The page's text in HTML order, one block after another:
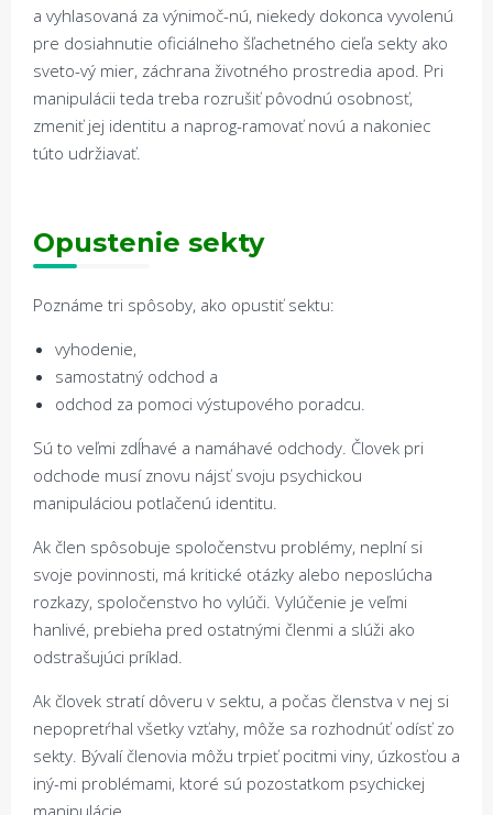
a vyhlasovaná za výnimoč-nú, niekedy dokonca vyvolenú
pre dosiahnutie oficiálneho šľachetného cieľa sekty ako
sveto-vý mier, záchrana životného prostredia apod. Pri
manipulácii teda treba rozrušiť pôvodnú osobnosť,
zmeniť jej identitu a naprog-ramovať novú a nakoniec
túto udržiavať.
Opustenie sekty
Poznáme tri spôsoby, ako opustiť sektu:
vyhodenie,
samostatný odchod a
odchod za pomoci výstupového poradcu.
Sú to veľmi zdĺhavé a namáhavé odchody. Človek pri
odchode musí znovu nájsť svoju psychickou
manipuláciou potlačenú identitu.
Ak člen spôsobuje spoločenstvu problémy, neplní si
svoje povinnosti, má kritické otázky alebo neposlúcha
rozkazy, spoločenstvo ho vylúči. Vylúčenie je veľmi
hanlivé, prebieha pred ostatnými členmi a slúži ako
odstrašujúci príklad.
Ak človek stratí dôveru v sektu, a počas členstva v nej si
nepopretŕhal všetky vzťahy, môže sa rozhodnúť odísť zo
sekty. Bývalí členovia môžu trpieť pocitmi viny, úzkosťou a
iný-mi problémami, ktoré sú pozostatkom psychickej
manipulácie.